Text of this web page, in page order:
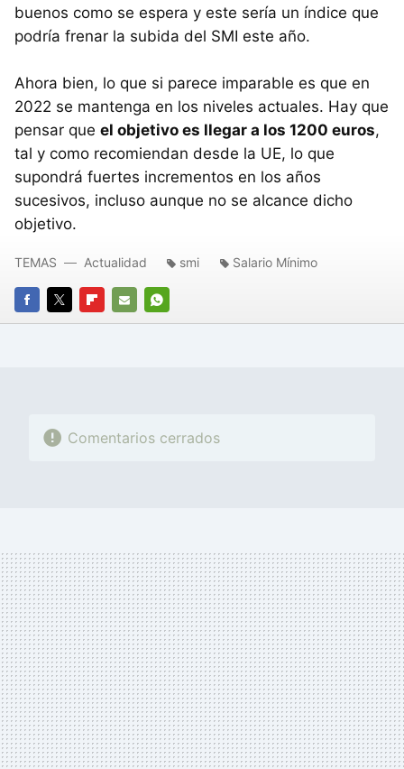
buenos como se espera y este sería un índice que
podría frenar la subida del SMI este año.
Ahora bien, lo que si parece imparable es que en
2022 se mantenga en los niveles actuales. Hay que
pensar que el objetivo es llegar a los 1200 euros,
tal y como recomiendan desde la UE, lo que
supondrá fuertes incrementos en los años
sucesivos, incluso aunque no se alcance dicho
objetivo.
FACEBOOK
TWITTERFLIPBOARD
E-
WHATSAPP
TEMAS Actualidad smi Salario Mínimo
Comentarios cerrados